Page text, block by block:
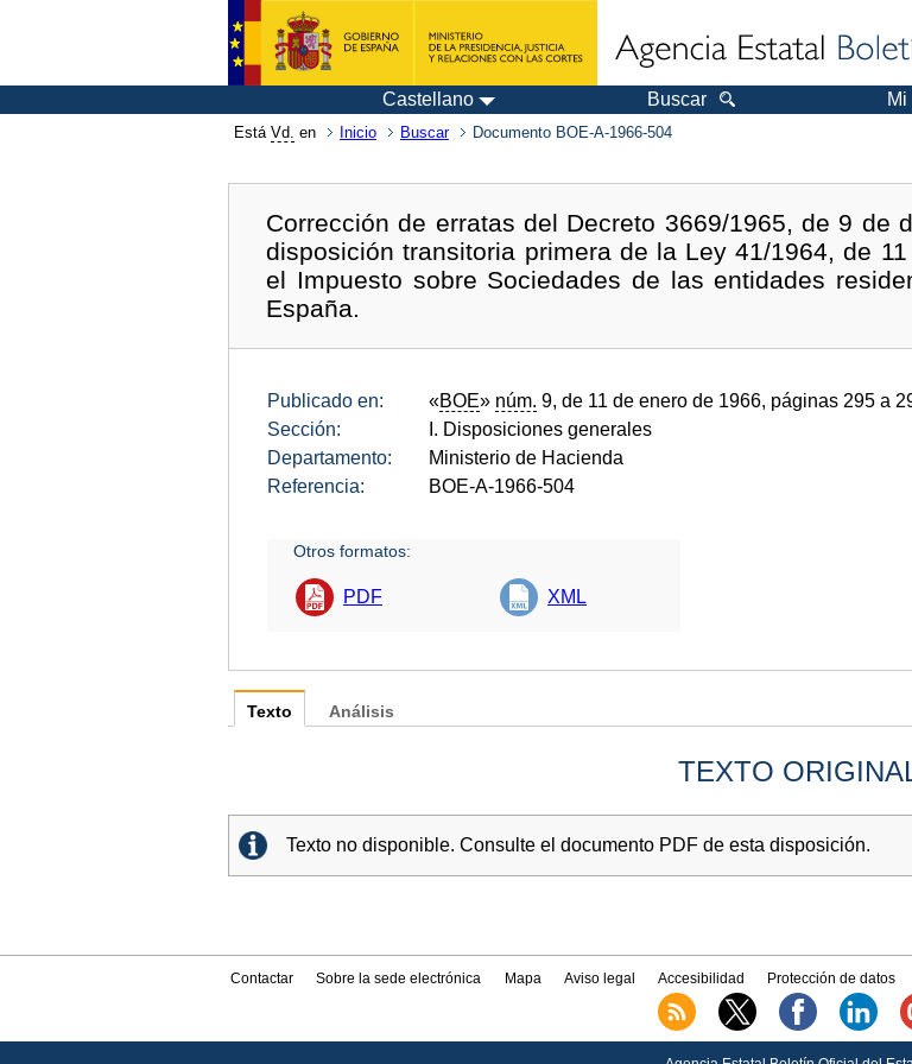
Castellano Buscar Mi
Está Vd. en Inicio Buscar Documento BOE-A-1966-504
Corrección de erratas del Decreto 3669/1965, de 9 de
disposición transitoria primera de la Ley 41/1964, de
el Impuesto sobre Sociedades de las entidades
España.
Publicado en: «BOE» núm. 9, de 11 de enero de 1966, páginas 295 a
Sección:
I. Disposiciones generales
Departamento:
Ministerio de Hacienda
Referencia:
BOE-A-1966-504
Otros formatos:
PDF XML
Texto
TEXTO
Texto no disponible. Consulte el documento PDF de esta disposición.
Análisis
Contactar Sobre la sede electrónica Mapa Aviso legal Accesibilidad Protección de datos